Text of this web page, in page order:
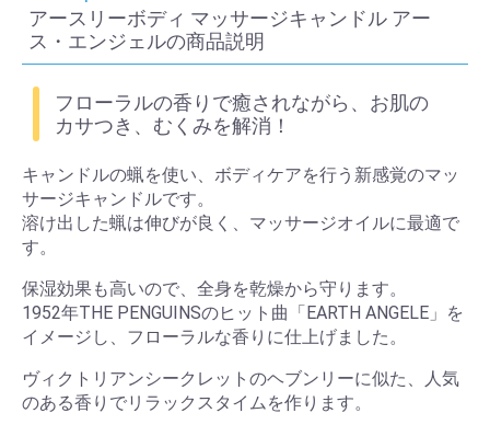
アースリーボディ マッサージキャンドル アー
ス・エンジェルの商品説明
フローラルの香りで癒されながら、お肌の
カサつき、むくみを解消！
キャンドルの蝋を使い、ボディケアを行う新感覚のマッ
サージキャンドルです。
溶け出した蝋は伸びが良く、マッサージオイルに最適で
す。
保湿効果も高いので、全身を乾燥から守ります。
1952年THE PENGUINSのヒット曲「EARTH ANGELE」を
イメージし、フローラルな香りに仕上げました。
ヴィクトリアンシークレットのヘブンリーに似た、人気
のある香りでリラックスタイムを作ります。